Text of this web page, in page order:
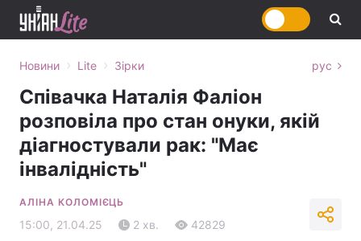
Новини › Lite › Зірки рус
Співачка Наталія Фаліон
розповіла про стан онуки, якій
діагностували рак: "Має
інвалідність"
АЛІНА КОЛОМІЄЦЬ
15:00, 21.04.25 2 хв. 42829